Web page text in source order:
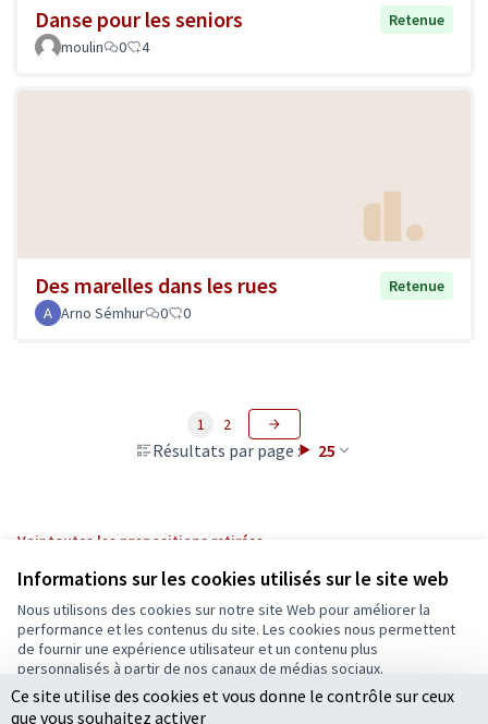
Informations sur les cookies utilisés sur le site web
Nous utilisons des cookies sur notre site Web pour améliorer la
performance et les contenus du site. Les cookies nous permettent
de fournir une expérience utilisateur et un contenu plus
personnalisés à partir de nos canaux de médias sociaux.
Tout accepter
Danse pour les seniors
Retenue
moulin
0 4
Des marelles dans les rues
Retenue
Arno Sémhur
0 0
Résultats par page : 25
1 2
Voir toutes les propositions retirées
Conditions d'utilisation
Paramètres des cookies
Ecrivons Angers sur X
(Lien externe)
Ecrivons Angers sur Facebook
(Lien externe)
Ce site utilise des cookies et vous donne le contrôle sur ceux
que vous souhaitez activer